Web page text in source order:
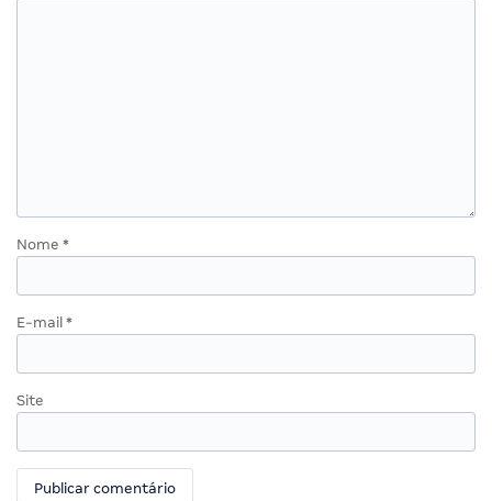
Nome *
E-mail *
Site